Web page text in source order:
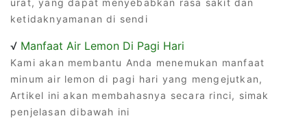
ketidaknyamanan di sendi
√ Manfaat Air Lemon Di Pagi Hari
Kami akan membantu Anda menemukan manfaat
minum air lemon di pagi hari yang mengejutkan,
Artikel ini akan membahasnya secara rinci, simak
penjelasan dibawah ini